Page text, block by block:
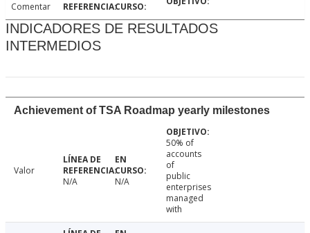
Comentar
INDICADORES DE RESULTADOS
INTERMEDIOS
Achievement of TSA Roadmap yearly milestones
Valor
N/A
N/A
50% of
accounts
of
public
enterprises
managed
with